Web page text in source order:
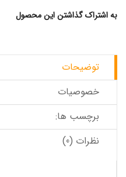
به اشتراک گذاشتن این محصول
توضیحات
خصوصیات
برچسب ها:
نظرات (0)